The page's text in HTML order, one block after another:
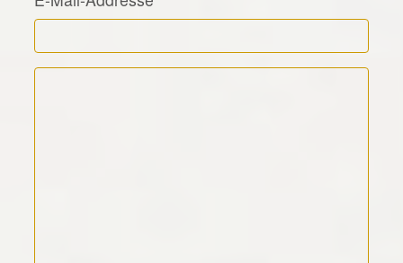
Kommentar Text